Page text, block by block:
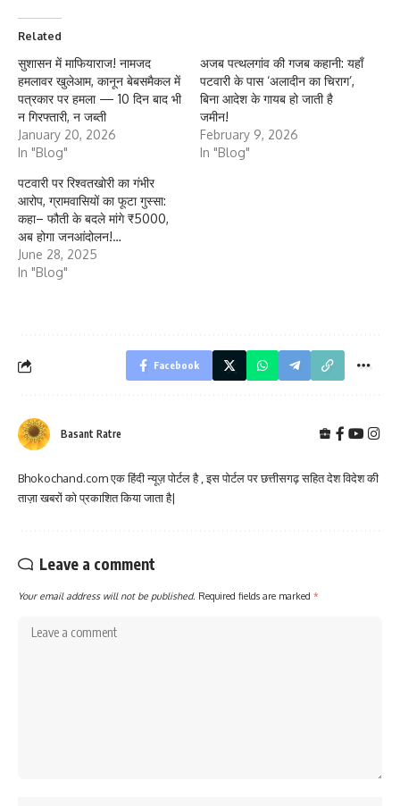
Related
सुशासन में माफियाराज! नामजद
हमलावर खुलेआम, कानून बेबसमैकल में
पत्रकार पर हमला — 10 दिन बाद भी
न गिरफ्तारी, न जब्ती
January 20, 2026
In "Blog"
अजब पत्थलगांव की गजब कहानी: यहाँ
पटवारी के पास ‘अलादीन का चिराग’,
बिना आदेश के गायब हो जाती है
जमीन!
February 9, 2026
In "Blog"
पटवारी पर रिश्वतखोरी का गंभीर
आरोप, ग्रामवासियों का फूटा गुस्सा:
कहा– फौती के बदले मांगे ₹5000,
अब होगा जनआंदोलन!…
June 28, 2025
In "Blog"
Facebook
Basant Ratre
Bhokochand.com एक हिंदी न्यूज़ पोर्टल है , इस पोर्टल पर छत्तीसगढ़ सहित देश विदेश की
ताज़ा खबरों को प्रकाशित किया जाता है|
Leave a comment
Your email address will not be published. Required fields are marked *